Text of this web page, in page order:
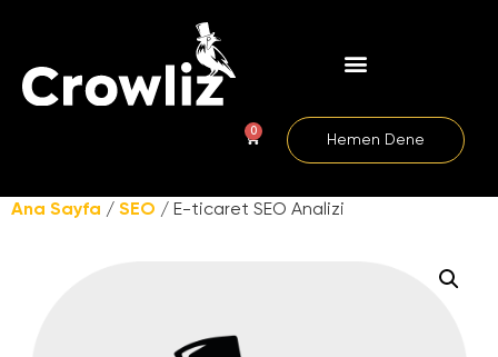
Hemen Dene
0
Ana Sayfa / SEO / E-ticaret SEO Analizi